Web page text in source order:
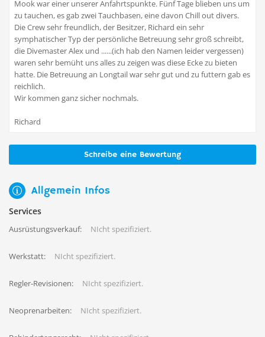
Mook war einer unserer Anfahrtspunkte. Fünf Tage blieben uns um
zu tauchen, es gab zwei Tauchbasen, eine davon Chill out divers.
Die Crew sehr freundlich, der Besitzer, Richard ein sehr
symphatischer Typ der persönliche Betreuung sehr groß schreibt,
die Divemaster Alex und ......(ich hab den Namen leider vergessen)
waren sehr bemüht uns alles zu zeigen was diese Ecke zu bieten
hatte. Die Betreuung an Longtail war sehr gut und zu futtern gab es
reichlich.
Wir kommen ganz sicher nochmals.
Richard
Schreibe eine Bewertung
Allgemein Infos
Services
Ausrüstungsverkauf: NIcht spezifiziert.
Werkstatt: NIcht spezifiziert.
Regler-Revisionen: NIcht spezifiziert.
Neoprenarbeiten: NIcht spezifiziert.